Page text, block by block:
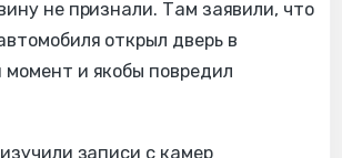
не признали. Там заявили, что
открыл дверь в
и якобы повредил
записи с камер